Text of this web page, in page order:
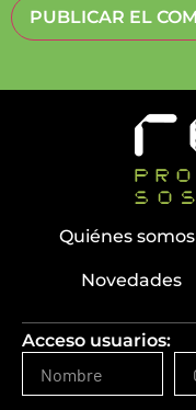
Quiénes somos
Novedades
Acceso usuarios: